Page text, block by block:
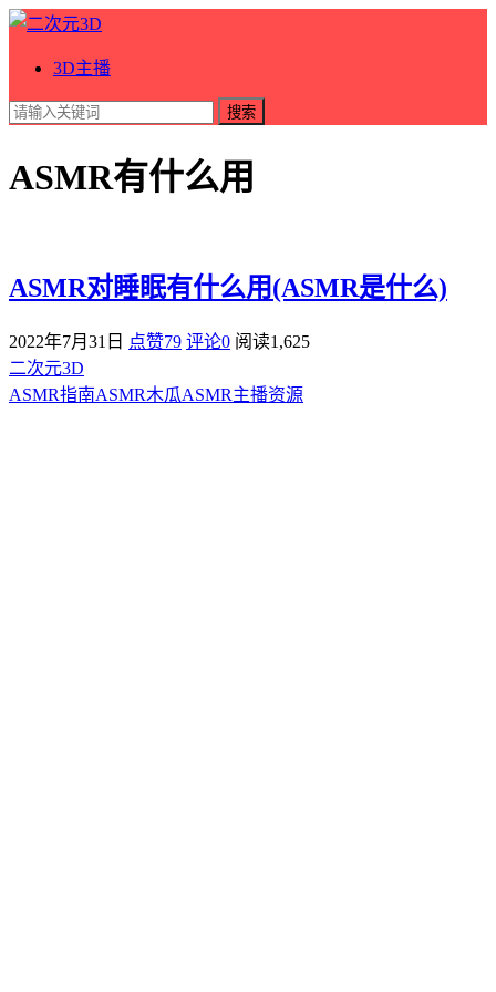
3D主播
搜索
ASMR有什么用
ASMR对睡眠有什么用(ASMR是什么)
2022年7月31日 点赞79 评论0 阅读1,625
二次元3D
ASMR指南ASMR木瓜ASMR主播资源